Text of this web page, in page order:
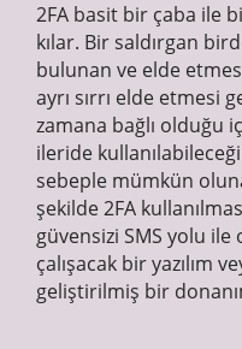
2FA basit bir çaba ile
kılar. Bir saldırgan
bulunan ve elde
ayrı sırrı elde etmesi
zamana bağlı olduğu
ileride
sebeple mümkün
şekilde 2FA
güvensizi SMS yolu ile
çalışacak bir yazılım
geliştirilmiş bir